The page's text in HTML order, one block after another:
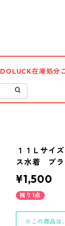
DOLUCK在庫処分
１１Ｌサイ
ス水着 ブ
¥1,500
残り1点
※この商品は